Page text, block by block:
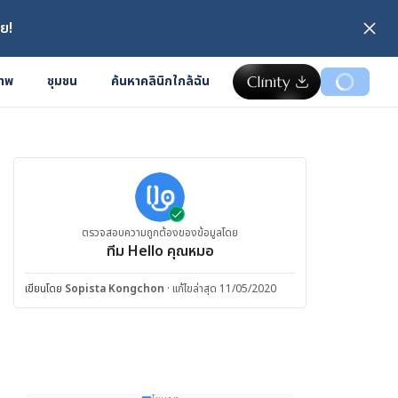
!
พ ชุมชน ค้นหาคลินิกใกล้ฉัน
ตรวจสอบความถูกต้องของข้อมูลโดย
ทีม Hello คุณหมอ
เขียนโดย Sopista Kongchon · แก้ไขล่าสุด 11/05/2020